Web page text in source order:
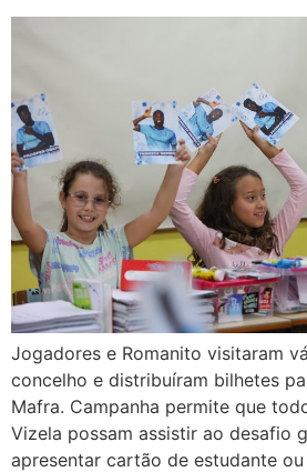
Jogadores e Romanito visitaram
concelho e distribuíram bilhetes
Mafra. Campanha permite que
Vizela possam assistir ao desafio
apresentar cartão de estudante ou